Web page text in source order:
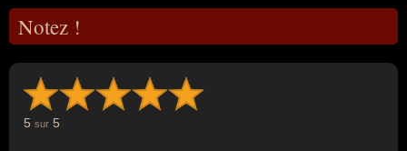
Notez !
5 sur 5